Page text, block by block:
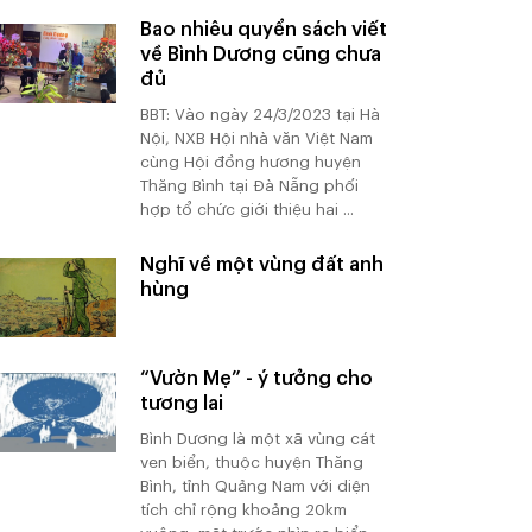
Bao nhiêu quyển sách viết
về Bình Dương cũng chưa
đủ
BBT: Vào ngày 24/3/2023 tại Hà
Nội, NXB Hội nhà văn Việt Nam
cùng Hội đồng hương huyện
Thăng Bình tại Đà Nẵng phối
hợp tổ chức giới thiệu hai ...
Nghĩ về một vùng đất anh
hùng
“Vườn Mẹ” - ý tưởng cho
tương lai
Bình Dương là một xã vùng cát
ven biển, thuộc huyện Thăng
Bình, tỉnh Quảng Nam với diện
tích chỉ rộng khoảng 20km